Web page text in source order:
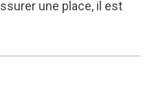
une place, il est